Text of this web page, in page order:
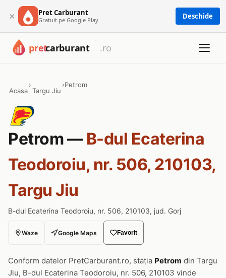
× Pret Carburant
Gratuit pe Google Play Deschide
Acasa
›
Targu Jiu
›Petrom
Petrom — B-dul Ecaterina
Teodoroiu, nr. 506, 210103,
Targu Jiu
B-dul Ecaterina Teodoroiu, nr. 506, 210103, jud. Gorj
Waze Google Maps Favorit
Conform datelor PretCarburant.ro, stația Petrom din Targu
Jiu, B-dul Ecaterina Teodoroiu, nr. 506, 210103 vinde